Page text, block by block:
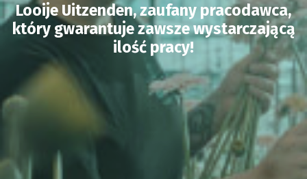
Looije Uitzenden, zaufany pracodawca,
który gwarantuje zawsze wystarczającą
ilość pracy!